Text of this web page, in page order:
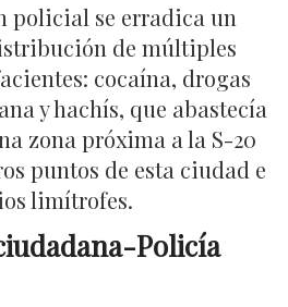
policial se erradica un
de múltiples
cocaína, drogas
y hachís, que abastecía
zona próxima a la S-20
puntos de esta ciudad e
limítrofes.
Policía